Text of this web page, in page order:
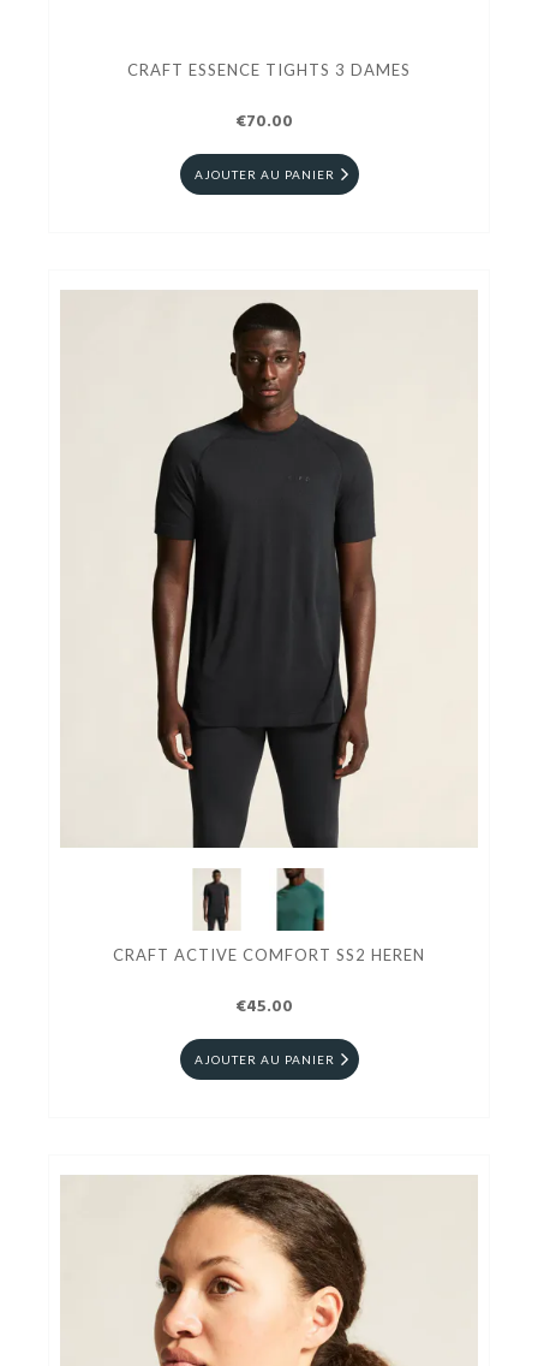
CRAFT ESSENCE TIGHTS 3 DAMES
€70.00
AJOUTER AU PANIER
CRAFT ACTIVE COMFORT SS2 HEREN
€45.00
AJOUTER AU PANIER